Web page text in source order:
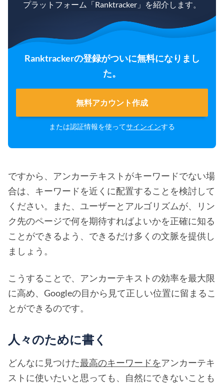
プラットフォーム「Ranktracker」を紹介します。
Ranktrackerの登録がついに無料になりまし
た。
無料アカウント作成
または認証情報を使ってサインインする
ですから、アンカーテキストがキーワードでない場
合は、キーワードを近くに配置することを検討して
ください。また、ユーザーとアルゴリズムが、リン
ク先のページで何を期待すればよいかを正確に知る
ことができるよう、できるだけ多くの文脈を提供し
ましょう。
こうすることで、アンカーテキストの効率を最大限
に高め、Googleの目から見て正しい位置に留まるこ
とができるのです。
人々のために書く
どんなに見つけた最高のキーワードをアンカーテキ
ストに使いたいと思っても、自然にできないことも